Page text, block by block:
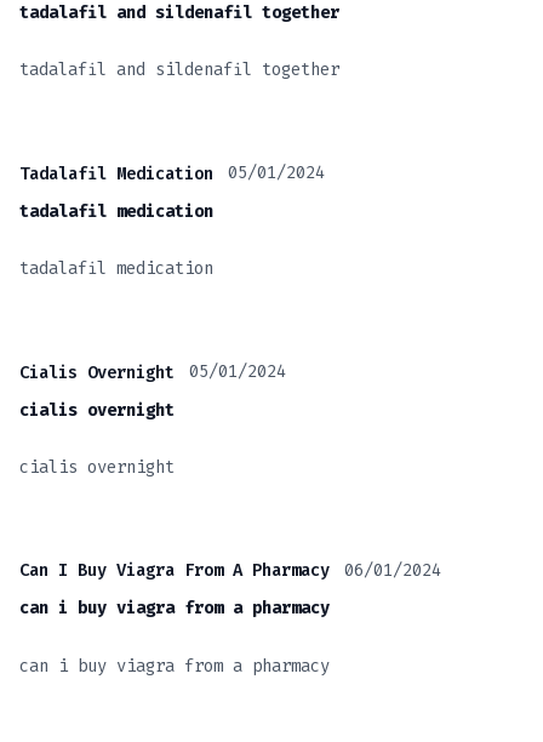
tadalafil and sildenafil together
tadalafil and sildenafil together
Tadalafil Medication
05/01/2024
tadalafil medication
tadalafil medication
Cialis Overnight
05/01/2024
cialis overnight
cialis overnight
Can I Buy Viagra From A Pharmacy
06/01/2024
can i buy viagra from a pharmacy
can i buy viagra from a pharmacy